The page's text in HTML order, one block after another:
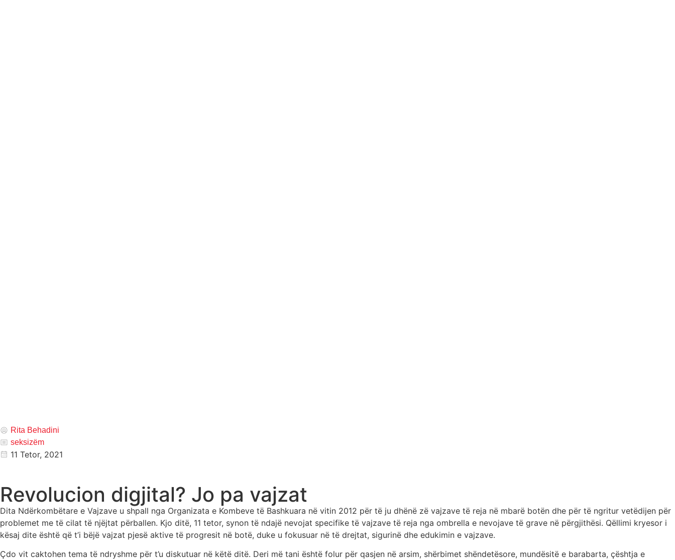
Rita Behadini
seksizëm
11 Tetor, 2021
Revolucion digjital? Jo pa vajzat
Dita Ndërkombëtare e Vajzave u shpall nga Organizata e Kombeve të Bashkuara në vitin 2012 për të ju dhënë zë vajzave të reja në mbarë botën dhe për të ngritur vetëdijen për
problemet me të cilat të njëjtat përballen. Kjo ditë, 11 tetor, synon të ndajë nevojat specifike të vajzave të reja nga ombrella e nevojave të grave në përgjithësi. Qëllimi kryesor i
kësaj dite është që t’i bëjë vajzat pjesë aktive të progresit në botë, duke u fokusuar në të drejtat, sigurinë dhe edukimin e vajzave.
Çdo vit caktohen tema të ndryshme për t’u diskutuar në këtë ditë. Deri më tani është folur për qasjen në arsim, shërbimet shëndetësore, mundësitë e barabarta, çështja e